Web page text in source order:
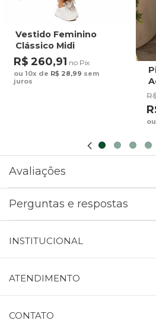
Vestido Feminino
Clássico Midi
Estampado Maxi
Arara Fundo Azul
R$ 260,91 no Pix
ou 10x de R$ 28,99 sem
juros
Avaliações
Perguntas e respostas
INSTITUCIONAL
ATENDIMENTO
CONTATO